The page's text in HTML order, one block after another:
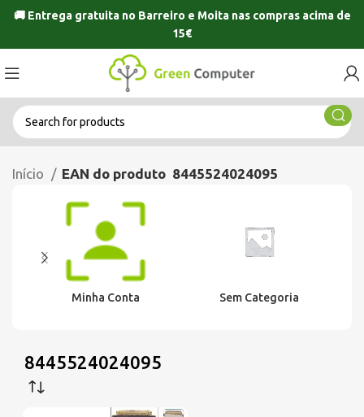
🚚 Entrega gratuita no Barreiro e Moitanas compras acima de
15€
Início EAN do produto 8445524024095
Minha Conta Sem Categoria
8445524024095